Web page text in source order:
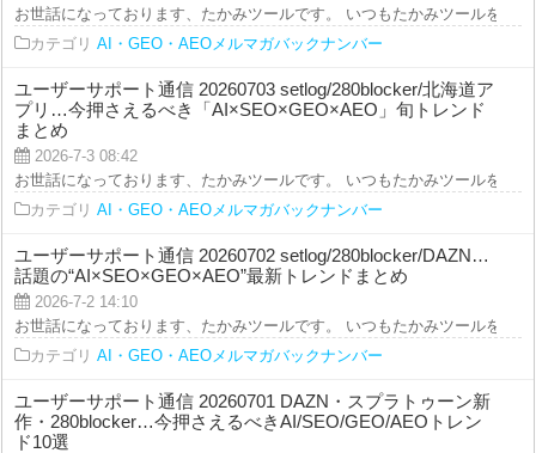
お世話になっております、たかみツールです。 いつもたかみツールをご
カテゴリ AI・GEO・AEOメルマガバックナンバー
ユーザーサポート通信 20260703 setlog/280blocker/北海道ア
プリ…今押さえるべき「AI×SEO×GEO×AEO」旬トレンド
まとめ
2026-7-3 08:42
お世話になっております、たかみツールです。 いつもたかみツールをご
カテゴリ AI・GEO・AEOメルマガバックナンバー
ユーザーサポート通信 20260702 setlog/280blocker/DAZN…
話題の“AI×SEO×GEO×AEO”最新トレンドまとめ
2026-7-2 14:10
お世話になっております、たかみツールです。 いつもたかみツールをご
カテゴリ AI・GEO・AEOメルマガバックナンバー
ユーザーサポート通信 20260701 DAZN・スプラトゥーン新
作・280blocker…今押さえるべきAI/SEO/GEO/AEOトレン
ド10選